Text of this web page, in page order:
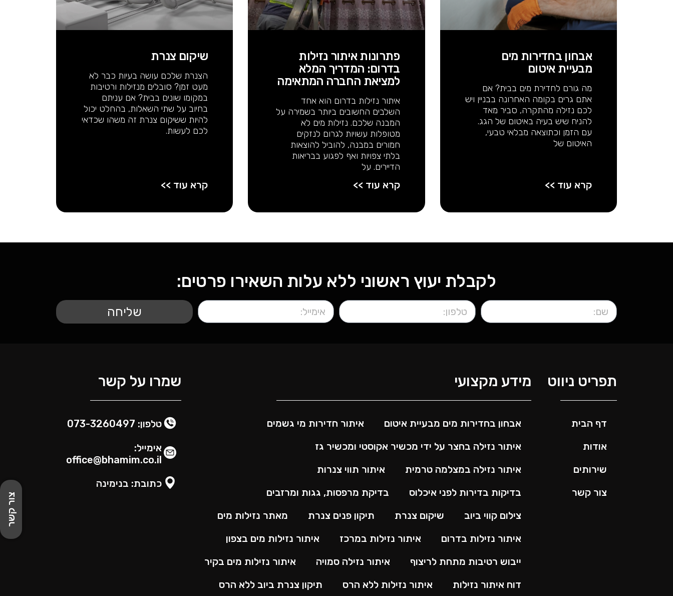
אבחון בחדירות מים
מבעיית איטום
מה גורם לחדירת מים בבית? אם
אתם גרים בקומה האחרונה בבניין ויש
לכם נזילה מהתקרה, סביר מאד
להניח שיש בעיה באיטום של הגג.
עם הזמן וכתוצאה מבלאי טבעי,
האיטום של
קרא עוד >>
פתרונות איתור נזילות
בדרום: המדריך המלא
למציאת החברה המתאימה
איתור נזילות בדרום הוא אחד
השלבים החשובים ביותר בשמירה על
המבנה שלכם. נזילות מים לא
מטופלות עשויות לגרום לנזקים
חמורים במבנה, להוביל להוצאות
בלתי צפויות ואף לפגוע בבריאות
הדיירים. על
קרא עוד >>
שיקום צנרת
הצנרת שלכם עושה בעיות כבר לא
מעט זמן? סובלים מנזילות ורטיבות
במקומו שונים בבית? אם עניתם
בחיוב על שתי השאלות, בהחלט יכול
להיות ששיקום צנרת זה משהו שכדאי
לכם לעשות.
קרא עוד >>
צור קשר
לקבלת יעוץ ראשוני ללא עלות השאירו פרטים:
שליחה
תפריט ניווט
דף הבית
אודות
שירותים
צור קשר
מידע מקצועי
אבחון בחדירות מים מבעיית איטום
איתור חדירות מי גשמים
איתור נזילה בחצר על ידי מכשיר אקוסטי ומכשיר גז
איתור נזילה במצלמה טרמית
איתור תווי צנרות
בדיקות בדירות לפני איכלוס
בדיקת מרפסות, גגות ומרזבים
צילום קווי ביוב
שיקום צנרת תיקון פנים צנרת
מאתר נזילות מים
איתור נזילות בדרום
איתור נזילות במרכז
איתור נזילות מים בצפון
ייבוש רטיבות מתחת לריצוף
איתור נזילה סמויה
איתור נזילות מים בקיר
דוח איתור נזילות
איתור נזילות ללא הרס תיקון צנרת ביוב ללא הרס
שמרו על קשר
טלפון: 073-3260497
אימייל:
office@bhamim.co.il
כתובת: בנימינה